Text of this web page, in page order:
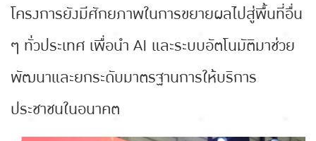
โครงการยังมีศักยภาพในการขยายผลไปสู่พื้นที่อื่น
ๆ ทั่วประเทศ เพื่อนำ AI และระบบอัตโนมัติมาช่วย
พัฒนาและยกระดับมาตรฐานการให้บริการ
ประชาชนในอนาคต